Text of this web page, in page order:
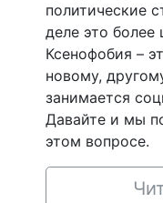
политические
деле это более
Ксенофобия –
новому,
занимается
Давайте и мы
этом вопросе.